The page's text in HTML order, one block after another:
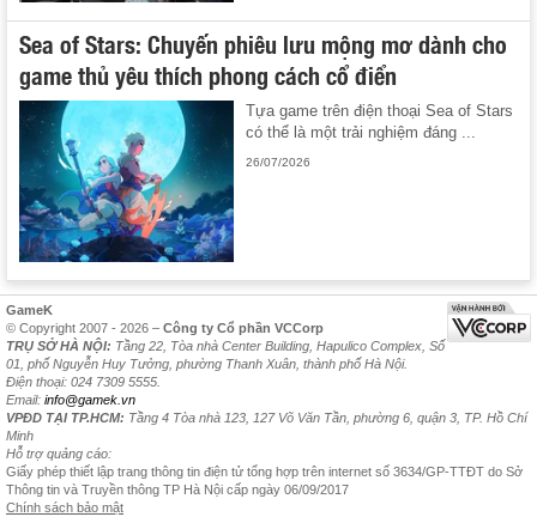
Sea of Stars: Chuyến phiêu lưu mộng mơ dành cho
game thủ yêu thích phong cách cổ điển
Tựa game trên điện thoại Sea of Stars
có thể là một trải nghiệm đáng ...
26/07/2026
GameK
© Copyright 2007 - 2026 – Công ty Cổ phần VCCorp
TRỤ SỞ HÀ NỘI: Tầng 22, Tòa nhà Center Building, Hapulico Complex, Số
01, phố Nguyễn Huy Tưởng, phường Thanh Xuân, thành phố Hà Nội.
Điện thoại: 024 7309 5555.
Email: info@gamek.vn
VPĐD TẠI TP.HCM: Tầng 4 Tòa nhà 123, 127 Võ Văn Tần, phường 6, quận 3, TP. Hồ Chí
Minh
Hỗ trợ quảng cáo:
Giấy phép thiết lập trang thông tin điện tử tổng hợp trên internet số 3634/GP-TTĐT do Sở
Thông tin và Truyền thông TP Hà Nội cấp ngày 06/09/2017
Chính sách bảo mật